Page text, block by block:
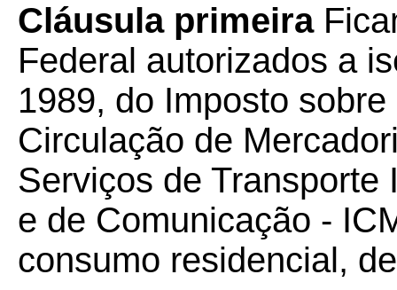
Cláusula primeira
Federal autorizados a
1989, do Imposto
Circulação de
Serviços de
e de Comunicação -
consumo residencial,